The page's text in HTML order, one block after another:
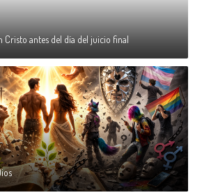
antes del día del juicio final